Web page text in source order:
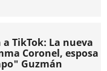
TikTok: La nueva
Coronel, esposa
Guzmán